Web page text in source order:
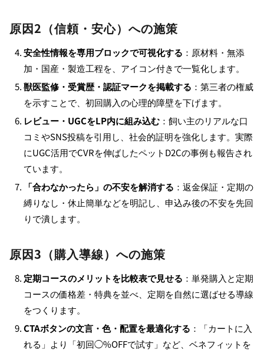
原因2（信頼・安心）への施策
安全性情報を専用ブロックで可視化する ：原材料・無添
加・国産・製造工程を、アイコン付きで一覧化します。
獣医監修・受賞歴・認証マークを掲載する ：第三者の権威
を示すことで、初回購入の心理的障壁を下げます。
レビュー・UGCをLP内に組み込む ：飼い主のリアルな口
コミやSNS投稿を引用し、社会的証明を強化します。実際
にUGC活用でCVRを伸ばしたペットD2Cの事例も報告され
ています。
「合わなかったら」の不安を解消する ：返金保証・定期の
縛りなし・休止簡単などを明記し、申込み後の不安を先回
りで潰します。
原因3（購入導線）への施策
定期コースのメリットを比較表で見せる ：単発購入と定期
コースの価格差・特典を並べ、定期を自然に選ばせる導線
をつくります。
CTAボタンの文言・色・配置を最適化する ：「カートに入
れる」より「初回◯%OFFで試す」など、ベネフィットを